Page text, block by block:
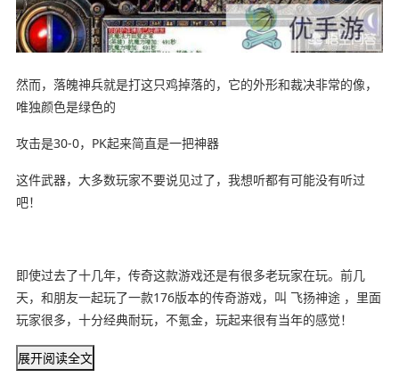
然而，落魄神兵就是打这只鸡掉落的，它的外形和裁决非常的像，
唯独颜色是绿色的
攻击是30-0，PK起来简直是一把神器
这件武器，大多数玩家不要说见过了，我想听都有可能没有听过
吧！
即使过去了十几年，传奇这款游戏还是有很多老玩家在玩。前几
天，和朋友一起玩了一款176版本的传奇游戏，叫 飞扬神途 ，里面
玩家很多，十分经典耐玩，不氪金，玩起来很有当年的感觉！
展开阅读全文